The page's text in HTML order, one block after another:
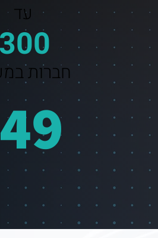
300
עד
חברות
49